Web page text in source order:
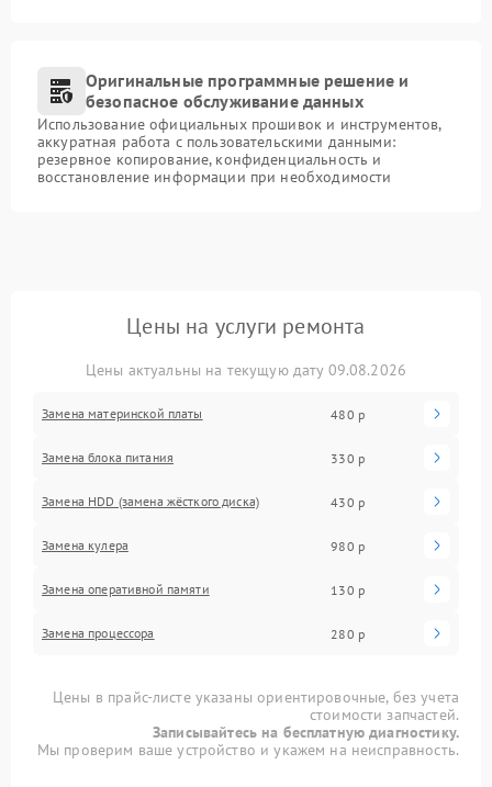
Оригинальные программные решение и
безопасное обслуживание данных
Использование официальных прошивок и инструментов,
аккуратная работа с пользовательскими данными:
резервное копирование, конфиденциальность и
восстановление информации при необходимости
Цены на услуги ремонта
Цены актуальны на текущую дату 09.08.2026
Замена материнской платы 480 р
Замена блока питания 330 р
Замена HDD (замена жёсткого диска) 430 р
Замена кулера 980 р
Замена оперативной памяти 130 р
Замена процессора 280 р
Цены в прайс-листе указаны ориентировочные, без учета
стоимости запчастей.
Записывайтесь на бесплатную диагностику.
Мы проверим ваше устройство и укажем на неисправность.